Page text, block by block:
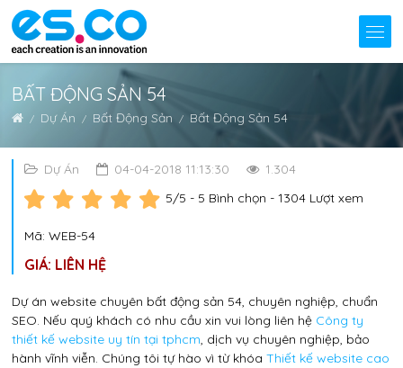
BẤT ĐỘNG SẢN 54
Dự Án Bất Động Sản Bất Động Sản 54
Dự Án 04-04-2018 11:13:30
1.304
5/5 - 5 Bình chọn - 1304 Lượt xem
Mã: WEB-54
GIÁ: LIÊN HỆ
Dự án website chuyên bất động sản 54, chuyên nghiệp, chuẩn
SEO. Nếu quý khách có nhu cầu xin vui lòng liên hệ Công ty
thiết kế website uy tín tại tphcm, dịch vụ chuyên nghiệp, bảo
hành vĩnh viễn. Chúng tôi tự hào vì từ khóaThiết kế website cao